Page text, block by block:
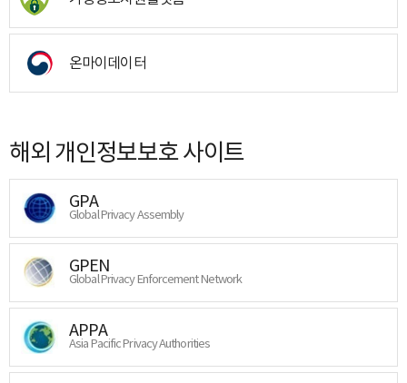
온마이데이터
해외 개인정보보호 사이트
GPA
Global Privacy Assembly
GPEN
Global Privacy Enforcement Network
APPA
Asia Pacific Privacy Authorities